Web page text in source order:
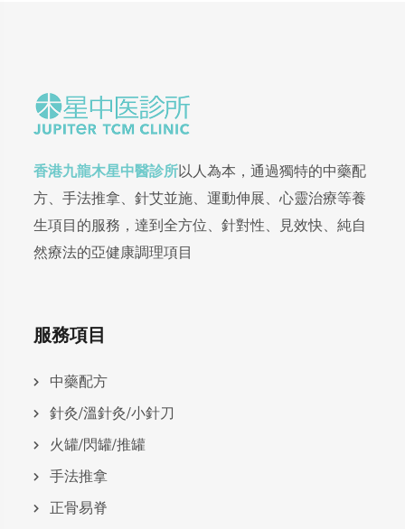
香港九龍木星中醫診所以人為本，通過獨特的中藥配
方、手法推拿、針艾並施、運動伸展、心靈治療等養
生項目的服務，達到全方位、針對性、見效快、純自
然療法的亞健康調理項目
服務項目
中藥配方
針灸/溫針灸/小針刀
火罐/閃罐/推罐
手法推拿
正骨易脊